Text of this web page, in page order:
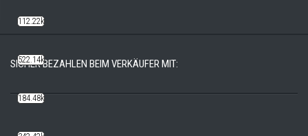
SICHER BEZAHLEN BEIM VERKÄUFER MIT:
112.22k
522.14k
184.48k